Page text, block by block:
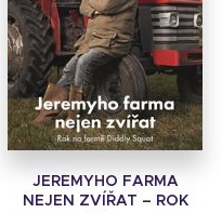
JEREMYHO FARMA
NEJEN ZVÍŘAT – ROK